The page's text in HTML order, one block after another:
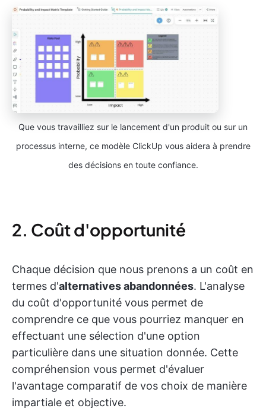
Que vous travailliez sur le lancement d'un produit ou sur un
processus interne, ce modèle ClickUp vous aidera à prendre
des décisions en toute confiance.
2. Coût d'opportunité
Chaque décision que nous prenons a un coût en
termes d'alternatives abandonnées. L'analyse
du coût d'opportunité vous permet de
comprendre ce que vous pourriez manquer en
effectuant une sélection d'une option
particulière dans une situation donnée. Cette
compréhension vous permet d'évaluer
l'avantage comparatif de vos choix de manière
impartiale et objective.